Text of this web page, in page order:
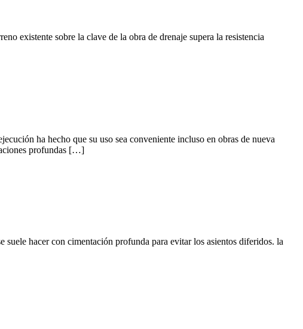
existente sobre la clave de la obra de drenaje supera la resistencia
ha hecho que su uso sea conveniente incluso en obras de nueva
profundas […]
suele hacer con cimentación profunda para evitar los asientos diferidos. la